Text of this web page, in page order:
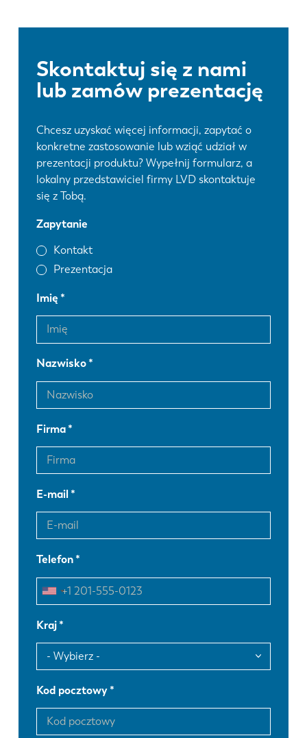
Skontaktuj się z nami
lub zamów prezentację
Chcesz uzyskać więcej informacji, zapytać o
konkretne zastosowanie lub wziąć udział w
prezentacji produktu? Wypełnij formularz, a
lokalny przedstawiciel firmy LVD skontaktuje
się z Tobą.
Zapytanie
Kontakt
Prezentacja
Imię
Nazwisko
Firma
E-mail
Telefon
Kraj
Kod pocztowy